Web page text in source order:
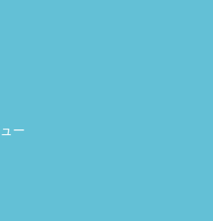
ー